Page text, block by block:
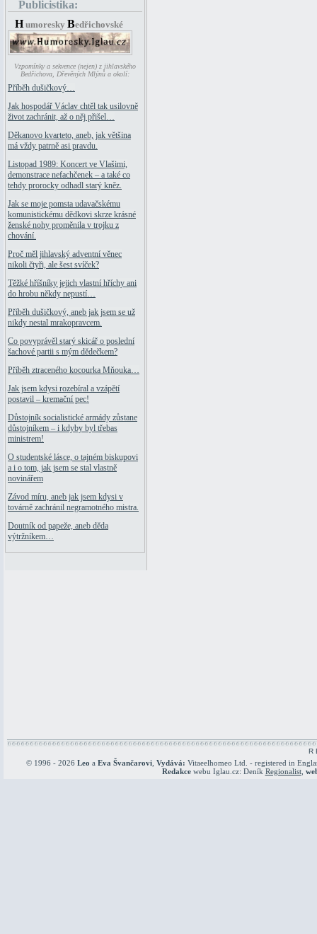
Publicistika:
H umoresky Bedřichovské
Vzpomínky a sekvence (nejen) z jihlavského
Bedřichova, Dřevěných Mlýnů a okolí:
Příběh dušičkový…
Jak hospodář Václav chtěl tak usilovně
život zachránit, až o něj přišel…
Děkanovo kvarteto, aneb, jak většina
má vždy patrně asi pravdu.
Listopad 1989: Koncert ve Vlašimi,
demonstrace nefachčenek – a také co
tehdy prorocky odhadl starý kněz.
Jak se moje pomsta udavačskému
komunistickému dědkovi skrze krásné
ženské nohy proměnila v trojku z
chování.
Proč měl jihlavský adventní věnec
nikoli čtyři, ale šest svíček?
Těžké hříšníky jejich vlastní hříchy ani
do hrobu někdy nepustí…
Příběh dušičkový, aneb jak jsem se už
nikdy nestal mrakopravcem.
Co povyprávěl starý skicář o poslední
šachové partii s mým dědečkem?
Příběh ztraceného kocourka Mňouka…
Jak jsem kdysi rozebíral a vzápětí
postavil – kremační pec!
Důstojník socialistické armády zůstane
důstojníkem – i kdyby byl třebas
ministrem!
O studentské lásce, o tajném biskupovi
a i o tom, jak jsem se stal vlastně
novinářem
Závod míru, aneb jak jsem kdysi v
továrně zachránil negramotného mistra.
Doutník od papeže, aneb děda
výtržníkem…
R
© 1996 - 2026 Leo a Eva Švančarovi Vydává: Vitaeelhomeo Ltd. - registered in
Redakcewebu Iglau.cz: Deník Regionalist,